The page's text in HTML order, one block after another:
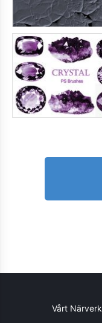
Vårt Närverk